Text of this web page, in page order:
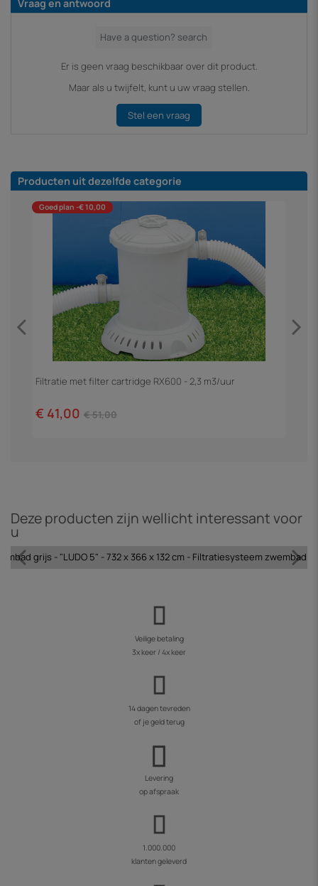
Vraag en antwoord
Er is geen vraag beschikbaar over dit product.
Maar als u twijfelt, kunt u uw vraag stellen.
Stel een vraag
Producten uit dezelfde categorie
Goed plan -€ 10,00
Filtratie met filter cartridge RX600 - 2,3 m3/uur
€ 41,00 € 51,00
Deze producten zijn wellicht interessant voor
u
grijs - "LUDO 5" - 732 x 366 x 132 cm - Filtratiesysteem zwembad
Veilige betaling
3x keer / 4x keer
14 dagen tevreden
of je geld terug
Levering
op afspraak
1.000.000
klanten geleverd